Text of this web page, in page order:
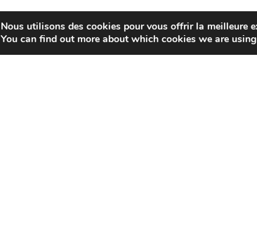
Nous utilisons des cookies pour vous offrir la meilleure
You can find out more about which cookies we are